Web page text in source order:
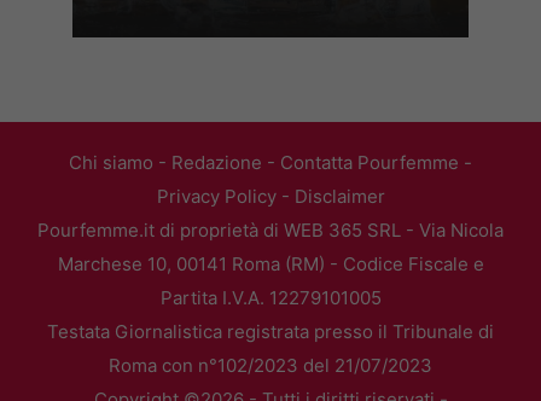
Chi siamo - Redazione - Contatta Pourfemme -
Privacy Policy- Disclaimer
Pourfemme.it di proprietà di WEB 365 SRL - Via Nicola
Marchese 10, 00141 Roma (RM) - Codice Fiscale e
Partita I.V.A. 12279101005
Testata Giornalistica registrata presso il Tribunale di
Roma con n°102/2023 del 21/07/2023